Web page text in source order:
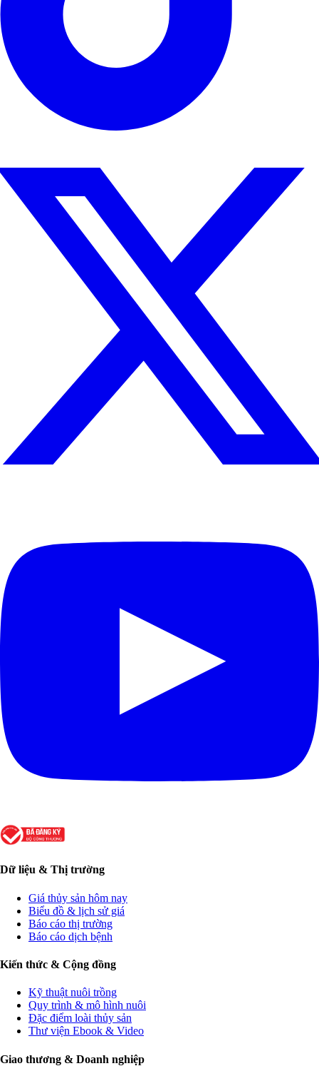
Dữ liệu & Thị trường
Giá thủy sản hôm nay
Biểu đồ & lịch sử giá
Báo cáo thị trường
Báo cáo dịch bệnh
Kiến thức & Cộng đồng
Kỹ thuật nuôi trồng
Quy trình & mô hình nuôi
Đặc điểm loài thủy sản
Thư viện Ebook & Video
Giao thương & Doanh nghiệp